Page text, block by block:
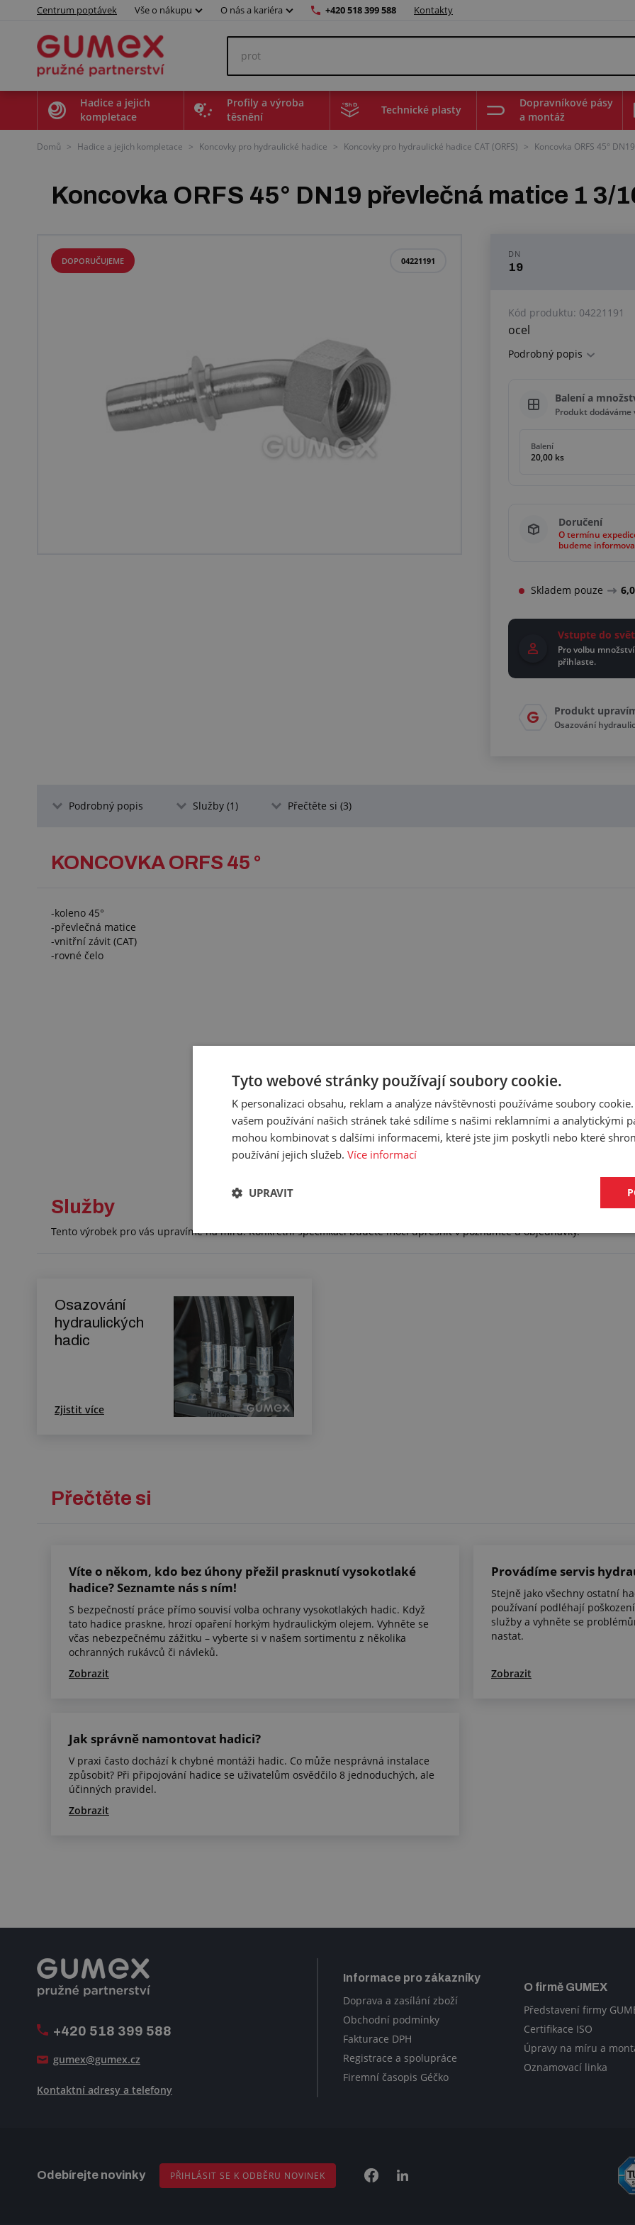
Centrum poptávek Vše o nákupu O nás a kariéra +420 518 399 588 Kontakty
Hadice a jejich
kompletace
Profily a výroba
těsnění
Technické plasty
Dopravníkové pásy
a montáž
Domů > Hadice a jejich kompletace > Koncovky pro hydraulické hadice > Koncovky pro hydraulické hadice CAT (ORFS) > Koncovka ORFS 45°
Koncovka ORFS 45° DN19 převlečná matice 1 3/
04221191
DOPORUČUJEME
DN
19
Kód produktu: 04221191
ocel
Podrobný popis
Balení a
Produkt
Balení
20,00 ks
Doručení
O termínu
budeme
Skladem pouze
Vstupte do
Pro volbu
přihlaste.
Produkt
Osazování
Podrobný popis Služby (1) Přečtěte si (3)
KONCOVKA ORFS 45 °
-koleno 45°
-převlečná matice
-vnitřní závit (CAT)
-rovné čelo
Služby
Tento výrobek pro vás upravíme na míru. Konkrétní specifikaci budete moci upřesnit v poznámce u objednávky.
Osazování
hydraulických
hadic
Zjistit více
Přečtěte si
Víte o někom, kdo bez úhony přežil prasknutí vysokotlaké
hadice? Seznamte nás s ním!
S bezpečností práce přímo souvisí volba ochrany vysokotlakých hadic. Když
tato hadice praskne, hrozí opaření horkým hydraulickým olejem. Vyhněte se
včas nebezpečnému zážitku – vyberte si v našem sortimentu z několika
ochranných rukávců či návleků.
Zobrazit
Provádíme servis
Stejně jako všechny ostatní
používaní podléhají
služby a vyhněte se
nastat.
Zobrazit
Jak správně namontovat hadici?
V praxi často dochází k chybné montáži hadic. Co může nesprávná instalace
způsobit? Při připojování hadice se uživatelům osvědčilo 8 jednoduchých, ale
účinných pravidel.
Zobrazit
+420 518 399 588
gumex@gumex.cz
Kontaktní adresy a telefony
Informace pro zákazníky
Doprava a zasílání zboží
Obchodní podmínky
Fakturace DPH
Registrace a spolupráce
Firemní časopis Géčko
O firmě GUMEX
Představení firmy
Certifikace ISO
Úpravy na míru a
Oznamovací linka
Odebírejte novinky PŘIHLÁSIT SE K ODBĚRU NOVINEK
Tyto webové stránky používají soubory cookie.
K personalizaci obsahu, reklam a analýze návštěvnosti používáme soubory
vašem používání našich stránek také sdílíme s našimi reklamními a analytickými
mohou kombinovat s dalšími informacemi, které jste jim poskytli nebo které
používání jejich služeb. Více informací
UPRAVIT